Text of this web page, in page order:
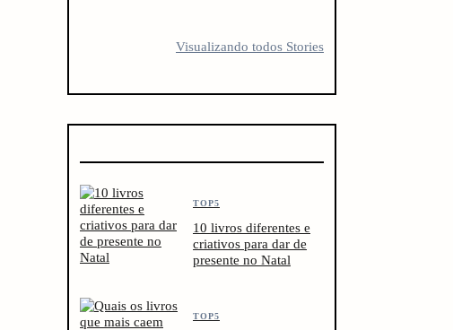
Visualizando todos Stories
TODO
TOP5
10 livros diferentes e
criativos para dar de
presente no Natal
TOP5